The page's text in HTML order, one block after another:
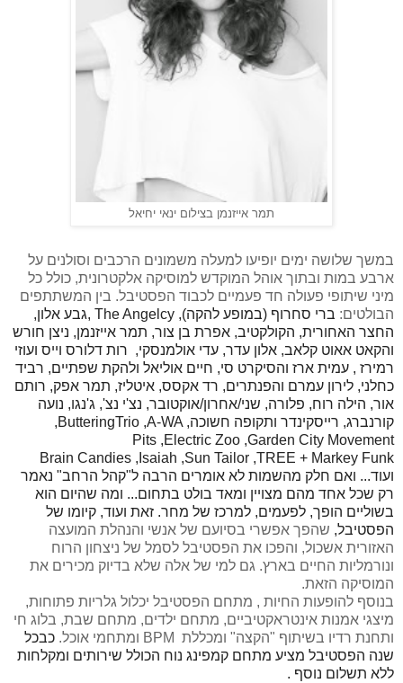
תמר אייזנמן בצילום ינאי יחיאל
במשך שלושה ימים יופיעו למעלה משמונים הרכבים וסולנים על
ארבע במות ובתוך אוהל המוקדש למוסיקה אלקטרונית, כולל כל
מיני שיתופי פעולה חד פעמיים לכבוד הפסטיבל. בין המשתתפים
הבולטים: ברי סחרוף (במופע להקה), , The Angelcyגבע אלון,
החצר האחורית, הקולקטיב, אפרת בן צור, תמר אייזנמן, ניצן חורש
והקאט אאוט קלאב, אלון עדר, עדי אולמנסקי, רות דלורס וייס ועוזי
רמירז , עמית ארז והסיקרט סי, חיים אוליאל ולהקת שפתיים, רביד
כחלני, לירון עמרם והפנתרים, רד אקסס, איטליז, תמר אפק, רותם
אור, הילה רוח, פלורה, שני/אחרון/אוקטובר, נצ'י נצ', ג'נגו, נועה
קורנברג, רייסקינדר ותקופה חשוכה, A-WA
,
ButteringTrio
,
Garden City Movement
,
Electric Zoo
,
Pits
TREE + Markey Funk
,
Sun Tailor
,
Isaiah
,
Brain Candies
ועוד... ואם חלק מהשמות לא אומרים הרבה ל"קהל הרחב" נאמר
רק שכל אחד מהם מצויין ומאד בולט בתחום... ומה שהיום הוא
בשוליים הופך, לפעמים, למרכז של מחר. זאת ועוד, קיומו של
הפסטיבל, שהפך אפשרי בסיועם של אנשי והנהלת המועצה
האזורית אשכול, והפכו את הפסטיבל לסמל של ניצחון הרוח
ונורמליות החיים בארץ. גם למי של אלה שלא בדיוק מכירים את
המוסיקה הזאת.
בנוסף להופעות החיות , מתחם הפסטיבל יכלול גלריות פתוחות,
מיצגי אמנות אינטראקטיביים, מתחם ילדים, מתחם שבת, בלוג חי
ותחנת רדיו בשיתוף "הקצה" ומכללת BPM ומתחמי אוכל. כבכל
שנה הפסטיבל מציע מתחם קמפינג נוח הכולל שירותים ומקלחות
ללא תשלום נוסף .